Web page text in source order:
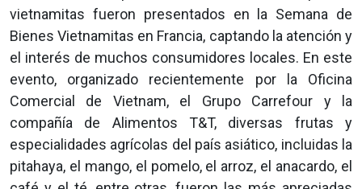
vietnamitas fueron presentados en la Semana de
Bienes Vietnamitas en Francia, captando la atención y
el interés de muchos consumidores locales. En este
evento, organizado recientemente por la Oficina
Comercial de Vietnam, el Grupo Carrefour y la
compañía de Alimentos T&T, diversas frutas y
especialidades agrícolas del país asiático, incluidas la
pitahaya, el mango, el pomelo, el arroz, el anacardo, el